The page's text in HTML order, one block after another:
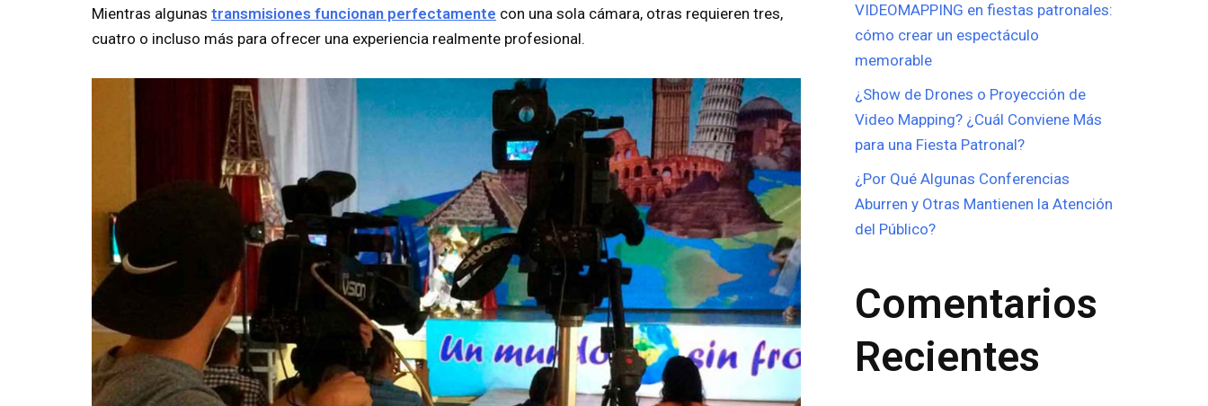
Mientras algunas transmisiones funcionan perfectamente con una sola cámara, otras requieren tres,
cuatro o incluso más para ofrecer una experiencia realmente profesional.
VIDEOMAPPING en fiestas patronales:
cómo crear un espectáculo
memorable
¿Show de Drones o Proyección de
Video Mapping? ¿Cuál Conviene Más
para una Fiesta Patronal?
¿Por Qué Algunas Conferencias
Aburren y Otras Mantienen la Atención
del Público?
Comentarios
Recientes